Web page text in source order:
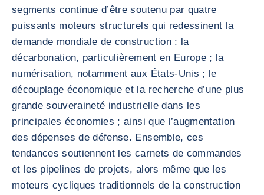
segments continue d’être soutenu par quatre
puissants moteurs structurels qui redessinent la
demande mondiale de construction : la
décarbonation, particulièrement en Europe ; la
numérisation, notamment aux États-Unis ; le
découplage économique et la recherche d’une plus
grande souveraineté industrielle dans les
principales économies ; ainsi que l’augmentation
des dépenses de défense. Ensemble, ces
tendances soutiennent les carnets de commandes
et les pipelines de projets, alors même que les
moteurs cycliques traditionnels de la construction